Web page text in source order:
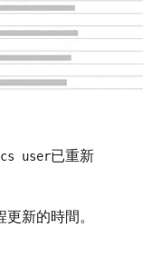
user已重新
新的時間。